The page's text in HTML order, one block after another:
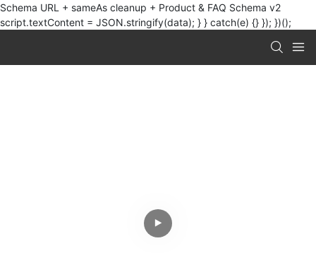
Schema URL + sameAs cleanup + Product & FAQ Schema v2
script.textContent = JSON.stringify(data); } } catch(e) {} }); })();